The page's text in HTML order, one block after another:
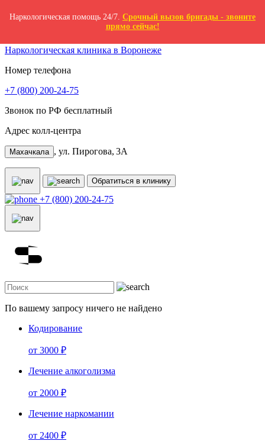
Наркологическая помощь 24/7. Срочный вызов бригады - звоните
прямо сейчас!
Наркологическая клиника в Воронеже
Номер телефона
+7 (800) 200-24-75
Звонок по РФ бесплатный
Адрес колл-центра
Махачкала , ул. Пирогова, 3А
Обратиться в клинику
+7 (800) 200-24-75
По вашему запросу ничего не найдено
Кодирование
от 3000 ₽
Лечение алкоголизма
от 2000 ₽
Лечение наркомании
от 2400 ₽